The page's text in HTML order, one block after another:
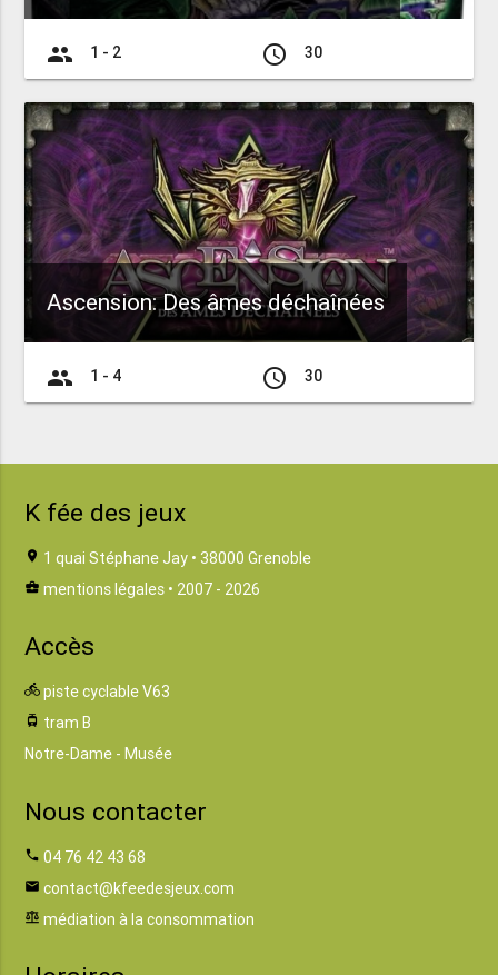
group 1 - 2 access_time 30
Ascension: Des âmes déchaînées
group 1 - 4 access_time 30
K fée des jeux
location_on 1 quai Stéphane Jay • 38000 Grenoble
business_center mentions légales • 2007 - 2026
Accès
directions_bike piste cyclable V63
tram tram B
Notre-Dame - Musée
Nous contacter
phone 04 76 42 43 68
email contact@kfeedesjeux.com
balance médiation à la consommation